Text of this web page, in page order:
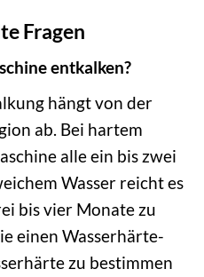
Fragen
entkalken?
hängt von der
ab. Bei hartem
alle ein bis zwei
Wasser reicht es
bis vier Monate zu
einen Wasserhärte-
zu bestimmen